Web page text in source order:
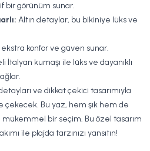
bir görünüm sunar.
Altın detaylar, bu bikiniye lüks ve
ekstra konfor ve güven sunar.
İtalyan kumaşı ile lüks ve dayanıklı
ve dikkat çekici tasarımıyla
çekecek. Bu yaz, hem şık hem de
bir seçim. Bu özel tasarım
ile plajda tarzınızı yansıtın!